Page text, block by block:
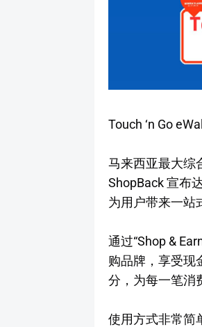
Touch ‘n Go
马来西亚最大综
ShopBack 宣布
为用户带来一站
通过“Shop &
购品牌，享受现
分，为每一笔消
使用方式非常简